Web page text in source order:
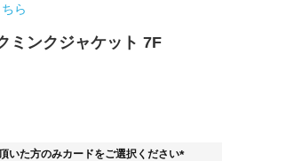
ら
ミンクジャケット 7F
いた方のみカードをご選択ください